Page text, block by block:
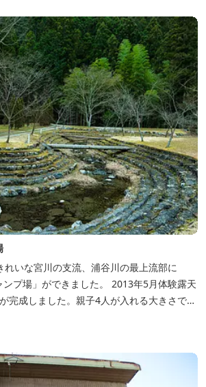
いな宮川の支流、浦谷川の最上流部に
ンプ場」ができました。 2013年5月体験露天
完成しました。親子4人が入れる大きさで
、ゆっくり、星やホタルを見る事ができま
製五右衛門風呂を自分で沸かし、入浴しま